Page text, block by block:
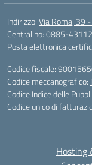
Indirizzo:Via Roma, 39
Centralino:0885-
Posta elettronica
Codice fiscale:
Codice meccanografico:
Codice Indice delle
Codice unico di
Hosting